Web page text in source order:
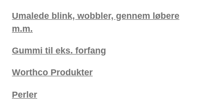
Umalede blink, wobbler, gennem løbere
m.m.
Gummi til eks. forfang
Worthco Produkter
Perler